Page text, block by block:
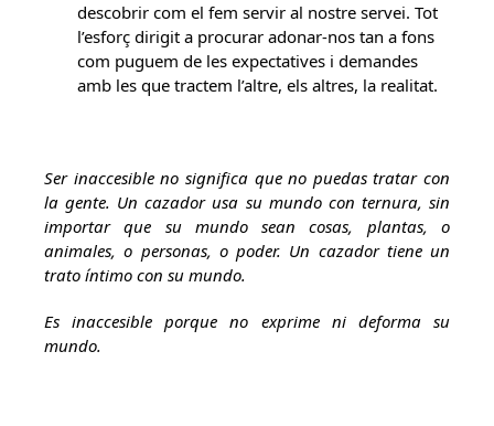
descobrir com el fem servir al nostre servei. Tot
l’esforç dirigit a procurar adonar-nos tan a fons
com puguem de les expectatives i demandes
amb les que tractem l’altre, els altres, la realitat.
Ser inaccesible no significa que no puedas tratar con
la gente. Un cazador usa su mundo con ternura, sin
importar que su mundo sean cosas, plantas, o
animales, o personas, o poder. Un cazador tiene un
trato íntimo con su mundo.
Es inaccesible porque no exprime ni deforma su
mundo.